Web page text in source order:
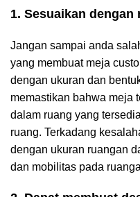
1. Sesuaikan dengan
Jangan sampai anda
yang membuat meja
dengan ukuran dan
memastikan bahwa meja
dalam ruang yang
ruang. Terkadang
dengan ukuran ruangan
dan mobilitas pada